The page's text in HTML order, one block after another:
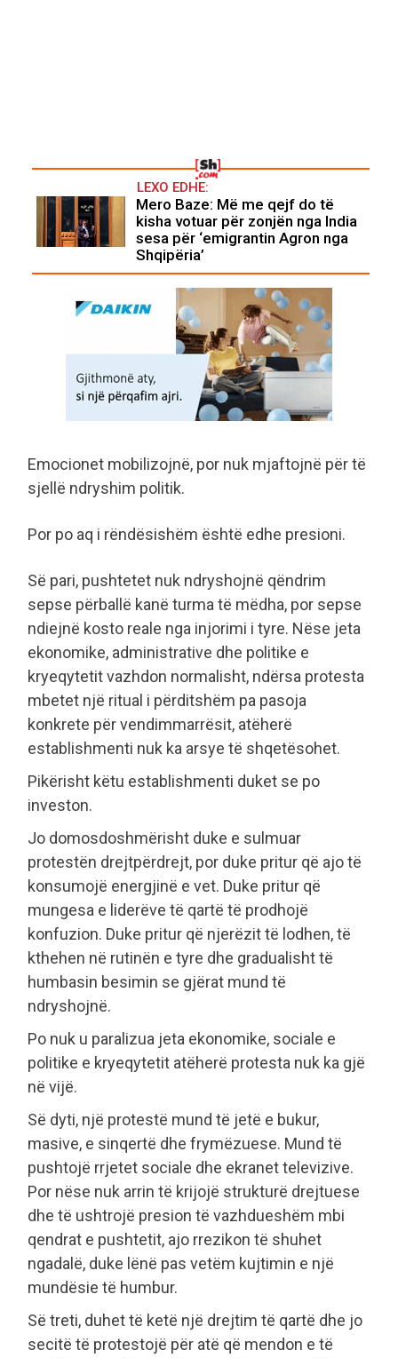
LEXO EDHE:
Mero Baze: Më me qejf do të
kisha votuar për zonjën nga India
sesa për ‘emigrantin Agron nga
Shqipëria’
Emocionet mobilizojnë, por nuk mjaftojnë për të
sjellë ndryshim politik.
Por po aq i rëndësishëm është edhe presioni.
Së pari, pushtetet nuk ndryshojnë qëndrim
sepse përballë kanë turma të mëdha, por sepse
ndiejnë kosto reale nga injorimi i tyre. Nëse jeta
ekonomike, administrative dhe politike e
kryeqytetit vazhdon normalisht, ndërsa protesta
mbetet një ritual i përditshëm pa pasoja
konkrete për vendimmarrësit, atëherë
establishmenti nuk ka arsye të shqetësohet.
Pikërisht këtu establishmenti duket se po
investon.
Jo domosdoshmërisht duke e sulmuar
protestën drejtpërdrejt, por duke pritur që ajo të
konsumojë energjinë e vet. Duke pritur që
mungesa e liderëve të qartë të prodhojë
konfuzion. Duke pritur që njerëzit të lodhen, të
kthehen në rutinën e tyre dhe gradualisht të
humbasin besimin se gjërat mund të
ndryshojnë.
Po nuk u paralizua jeta ekonomike, sociale e
politike e kryeqytetit atëherë protesta nuk ka gjë
në vijë.
Së dyti, një protestë mund të jetë e bukur,
masive, e sinqertë dhe frymëzuese. Mund të
pushtojë rrjetet sociale dhe ekranet televizive.
Por nëse nuk arrin të krijojë strukturë drejtuese
dhe të ushtrojë presion të vazhdueshëm mbi
qendrat e pushtetit, ajo rrezikon të shuhet
ngadalë, duke lënë pas vetëm kujtimin e një
mundësie të humbur.
Së treti, duhet të ketë një drejtim të qartë dhe jo
secitë të protestojë për atë që mendon e të